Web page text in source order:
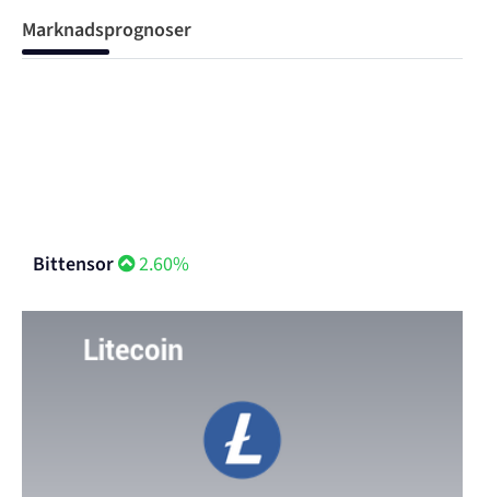
Marknadsprognoser
Bittensor 2.60%